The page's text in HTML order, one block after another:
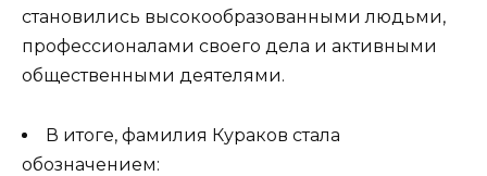
становились высокообразованными людьми,
профессионалами своего дела и активными
общественными деятелями.
В итоге, фамилия Кураков стала
обозначением: